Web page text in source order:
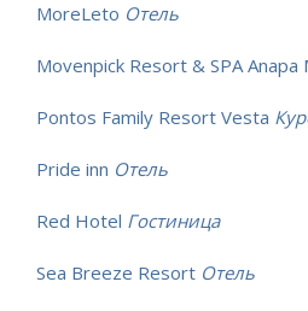
MoreLeto Отель
Movenpick Resort & SPA Anapa
Pontos Family Resort Vesta
Pride inn Отель
Red Hotel Гостиница
Sea Breeze Resort Отель